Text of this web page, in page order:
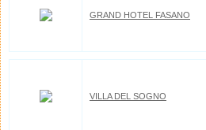
GRAND HOTEL FASANO
VILLA DEL SOGNO